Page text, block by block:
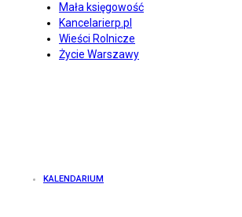
Mała księgowość
Kancelarierp.pl
Wieści Rolnicze
Życie Warszawy
KALENDARIUM